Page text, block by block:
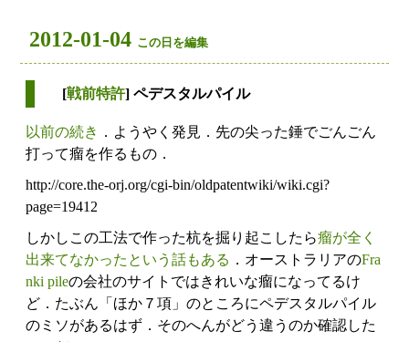
2012-01-04 この日を編集
[戦前特許] ペデスタルパイル
以前の続き ．ようやく発見．先の尖った錘でごんごん
打って瘤を作るもの．
http://core.the-orj.org/cgi-bin/oldpatentwiki/wiki.cgi?
page=19412
しかしこの工法で作った杭を掘り起こしたら瘤が全く
出来てなかったという話もある ．オーストラリアのFra
nki pileの会社のサイトではきれいな瘤になってるけ
ど．たぶん「ほか７項」のところにペデスタルパイル
のミソがあるはず．そのへんがどう違うのか確認した